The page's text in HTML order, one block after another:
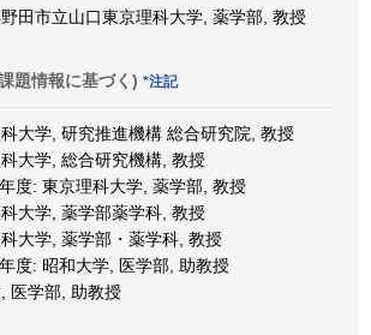
田市立山口東京理科大学, 薬学部, 教授
題情報に基づく) *注記
大学, 研究推進機構 総合研究院, 教授
大学, 総合研究機構, 教授
度: 東京理科大学, 薬学部, 教授
大学, 薬学部薬学科, 教授
大学, 薬学部・薬学科, 教授
度: 昭和大学, 医学部, 助教授
医学部, 助教授